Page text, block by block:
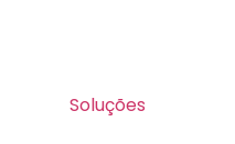
Soluções